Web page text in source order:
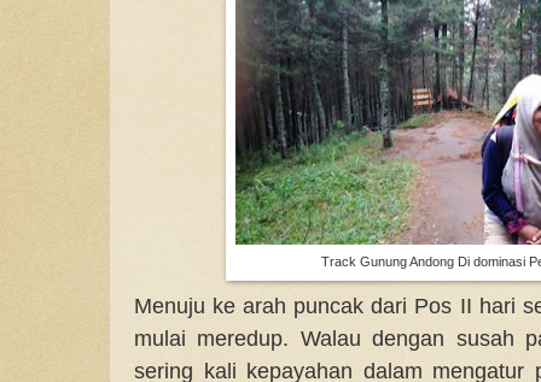
Track Gunung Andong Di dominasi
Menuju ke arah puncak dari Pos II hari
mulai meredup. Walau dengan susah
sering kali kepayahan dalam mengatur